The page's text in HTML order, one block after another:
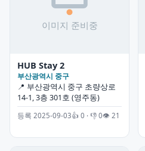
HUB Stay 2
부산광역시 중구
📍 부산광역시 중구 초량상로
14-1, 3층 301호 (영주동)
등록 2025-09-03👍 0 · 👎 0👁 21